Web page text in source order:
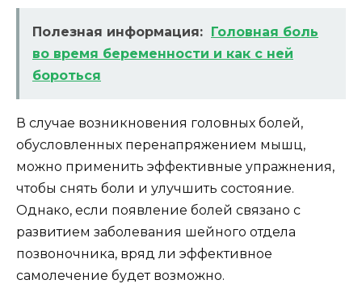
Полезная информация: Головная боль
во время беременности и как с ней
бороться
В случае возникновения головных болей,
обусловленных перенапряжением мышц,
можно применить эффективные упражнения,
чтобы снять боли и улучшить состояние.
Однако, если появление болей связано с
развитием заболевания шейного отдела
позвоночника, вряд ли эффективное
самолечение будет возможно.